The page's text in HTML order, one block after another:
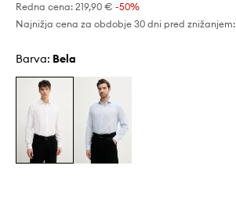
Redna cena: 219,90 € -50%
Najnižja cena za obdobje 30 dni pred znižanjem:
Barva: bela